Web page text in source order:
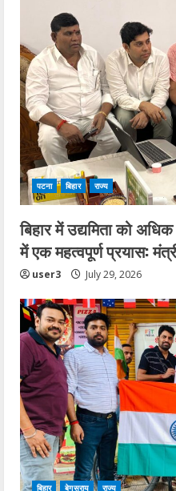
पटना बिहार राज्य
बिहार में उद्यमिता को
में एक महत्वपूर्ण प्रयास:
user3 July 29, 2026
बिहार बेगूसराय राज्य